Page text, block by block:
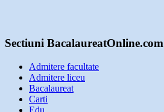
Sectiuni BacalaureatOnline.com
Admitere facultate
Admitere liceu
Bacalaureat
Carti
Edu